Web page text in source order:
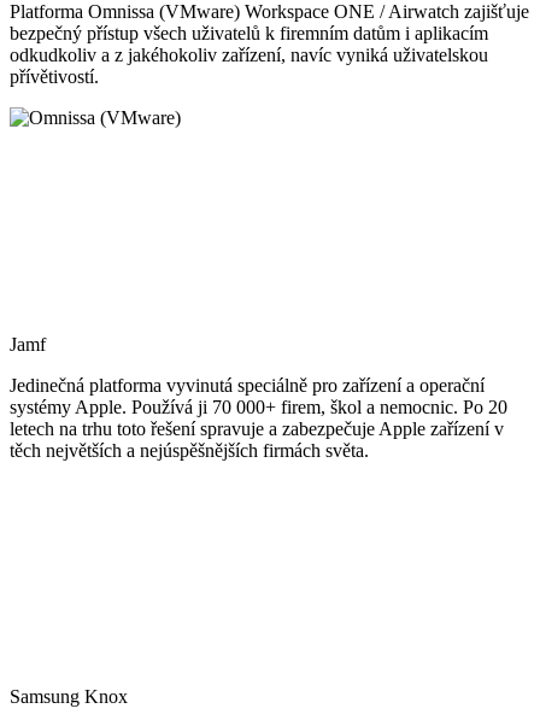
Platforma Omnissa (VMware) Workspace ONE / Airwatch zajišťuje
bezpečný přístup všech uživatelů k firemním datům i aplikacím
odkudkoliv a z jakéhokoliv zařízení, navíc vyniká uživatelskou
přívětivostí.
Jamf
Jedinečná platforma vyvinutá speciálně pro zařízení a operační
systémy Apple. Používá ji 70 000+ firem, škol a nemocnic. Po 20
letech na trhu toto řešení spravuje a zabezpečuje Apple zařízení v
těch největších a nejúspěšnějších firmách světa.
Samsung Knox